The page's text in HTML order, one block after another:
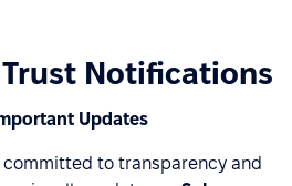
Notifications
Updates
committed to transparency and